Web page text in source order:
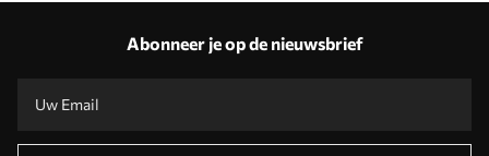
Abonneer je op de nieuwsbrief